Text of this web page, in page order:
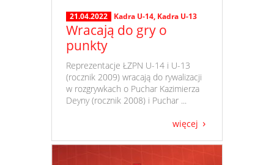
21.04.2022 Kadra U-14, Kadra U-13
Wracają do gry o
punkty
​ Reprezentacje ŁZPN U-14 i U-13
(rocznik 2009) wracają do rywalizacji
w rozgrywkach o Puchar Kazimierza
Deyny (rocznik 2008) i Puchar ...
więcej